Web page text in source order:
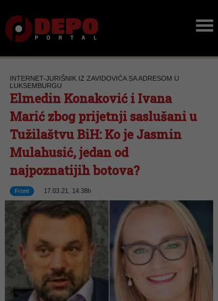
INTERNET-JURIŠNIK IZ ZAVIDOVIĆA SA ADRESOM U
LUKSEMBURGU
Elmedin Konaković i Ivana
Marić zbog prijetnji saslušani u
Tužilaštvu BiH: Ko je Jasmin
Mulahusić, jedan od
najpoznatijih botova?
Front 17.03.21, 14:38h